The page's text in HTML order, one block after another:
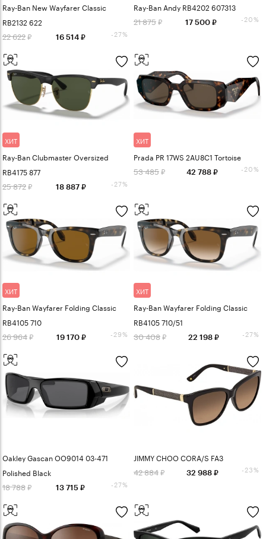
Ray-Ban New Wayfarer Classic
RB2132 622
22 622 16 514 -27%
Ray-Ban Andy RB4202 607313
21 875 17 500 -20%
ХИТ
Ray-Ban Clubmaster Oversized
RB4175 877
25 872 18 887 -27%
ХИТ
Prada PR 17WS 2AU8C1 Tortoise
53 485 42 788 -20%
ХИТ
Ray-Ban Wayfarer Folding Classic
RB4105 710
26 964 19 170 -29%
ХИТ
Ray-Ban Wayfarer Folding Classic
RB4105 710/51
30 408 22 198 -27%
Oakley Gascan OO9014 03-471
Polished Black
18 788 13 715 -27%
JIMMY CHOO CORA/S FA3
42 884 32 988 -23%